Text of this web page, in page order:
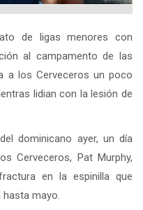
de ligas menores con
al campamento de las
a los Cerveceros un poco
lidian con la lesión de
dominicano ayer, un día
Cerveceros, Pat Murphy,
en la espinilla que
mayo.